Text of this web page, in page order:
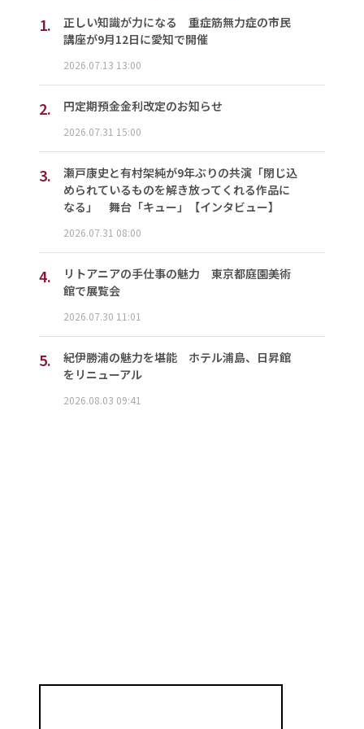
1.
正しい知識が力になる 重症筋無力症の市民
講座が9月12日に愛知で開催
2026.07.13 13:00
2. 円定期預金金利改定のお知らせ
2026.07.31 15:00
3.
瀬戸康史と有村架純が9年ぶりの共演「閉じ込
められているものを解き放ってくれる作品に
なる」 舞台「キュー」【インタビュー】
2026.07.31 08:00
4.
リトアニアの手仕事の魅力 東京都庭園美術
館で展覧会
2026.07.30 11:01
5.
紀伊勝浦の魅力を堪能 ホテル浦島、日昇館
をリニューアル
2026.08.03 09:41